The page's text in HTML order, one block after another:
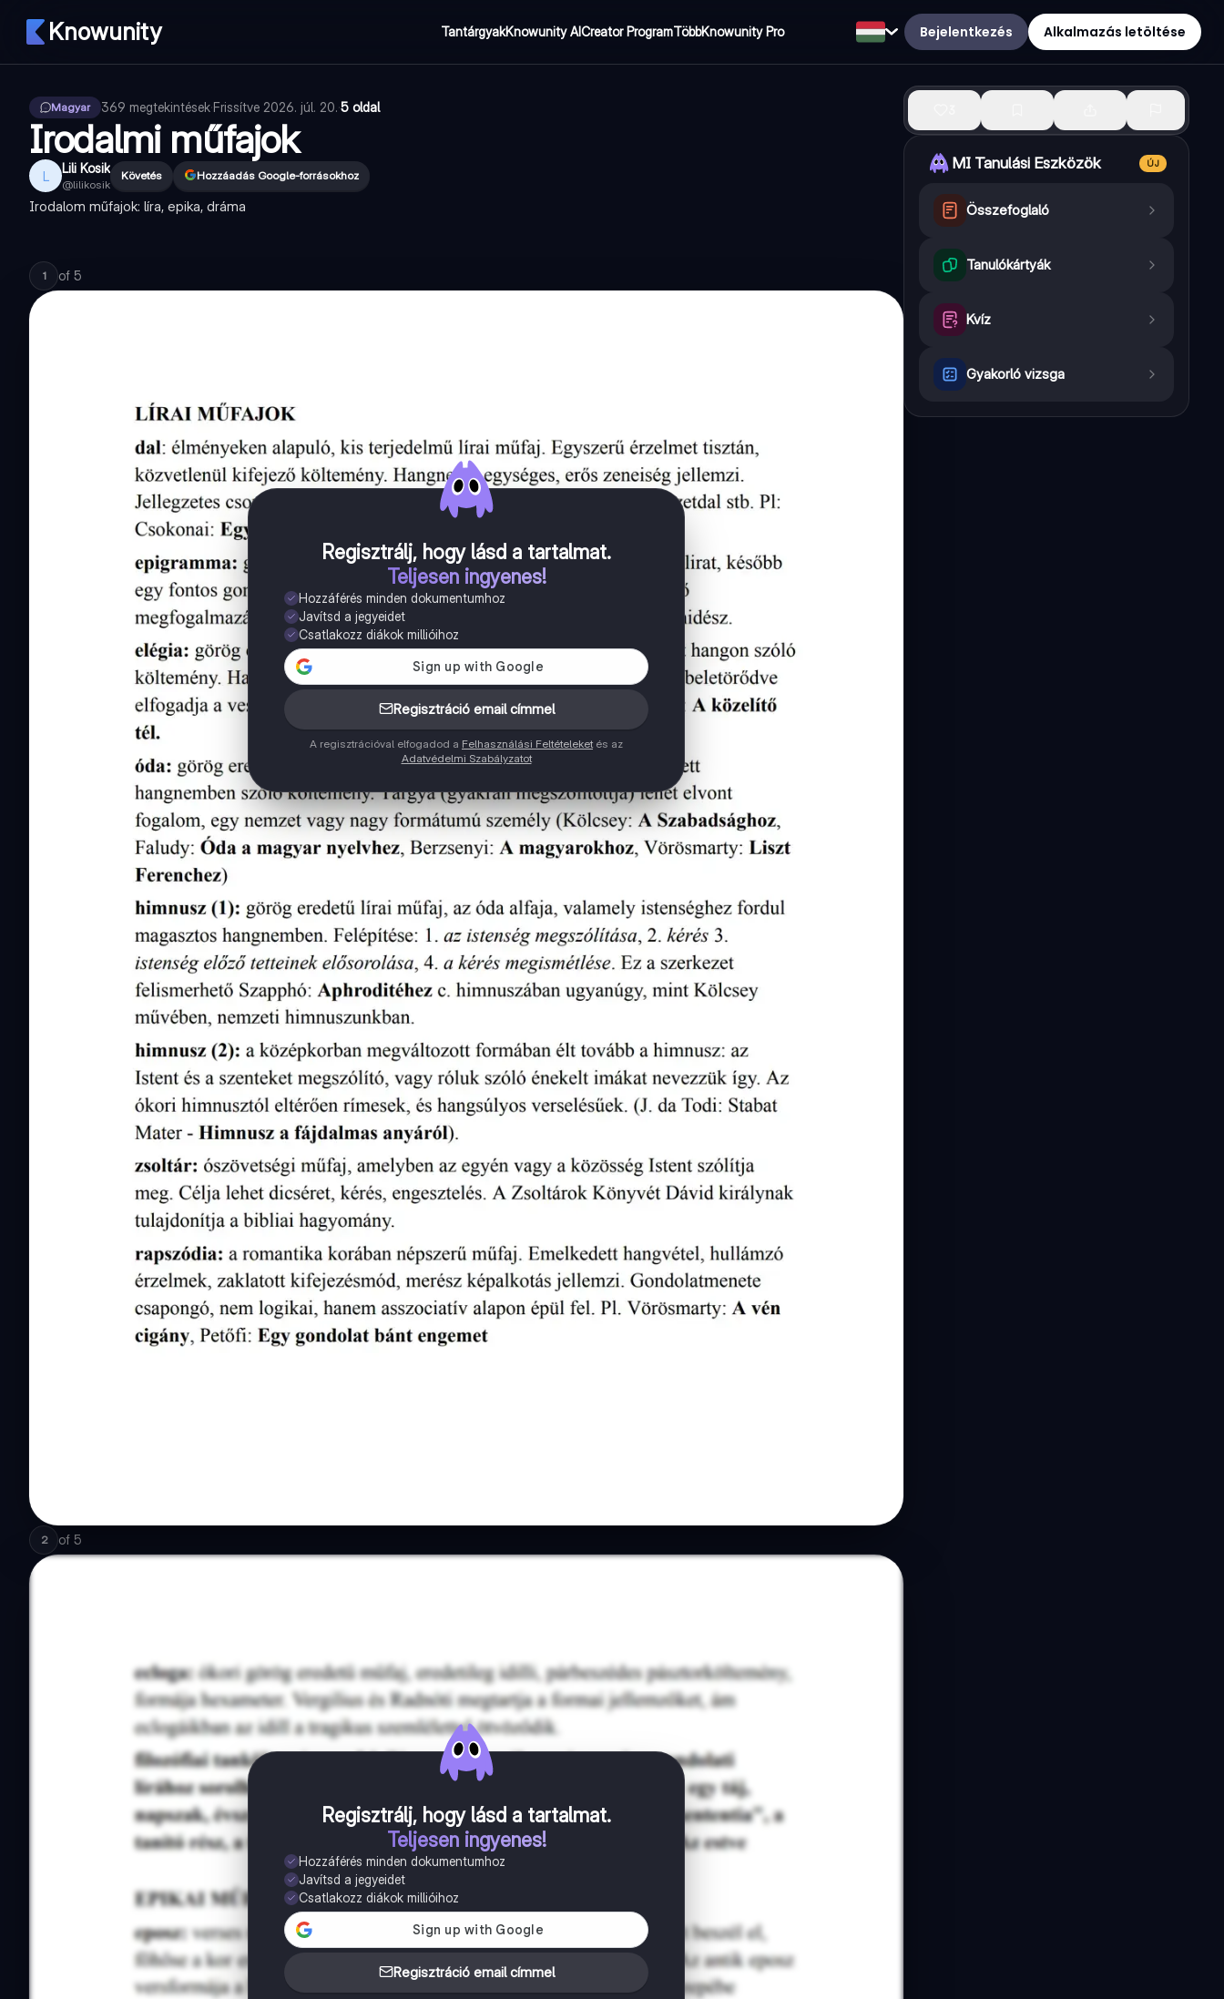
Knowunity TantárgyakKnowunity AICreator ProgramTöbbKnowunity Pro Bejelentkezés Alkalmazás letöltése
Magyar 369 megtekintések·Frissítve 2026. júl. 20.·5 oldal
Irodalmi műfajok
L Lili Kosik
@lilikosik
Követés Hozzáadás Google-forrásokhoz
Irodalom műfajok: líra, epika, dráma
1 of 5
Regisztrálj, hogy lásd a tartalmat.
Teljesen ingyenes!
Hozzáférés minden dokumentumhoz
Javítsd a jegyeidet
Csatlakozz diákok millióihoz
Regisztráció email címmel
A regisztrációval elfogadod a Felhasználási Feltételeket és az
Adatvédelmi Szabályzatot
2 of 5
Regisztrálj, hogy lásd a tartalmat.
Teljesen ingyenes!
Hozzáférés minden dokumentumhoz
Javítsd a jegyeidet
Csatlakozz diákok millióihoz
Regisztráció email címmel
MI Tanulási Eszközök ÚJ
Összefoglaló
Tanulókártyák
Kvíz
Gyakorló vizsga